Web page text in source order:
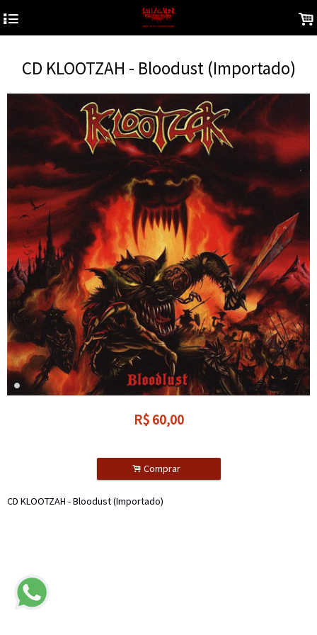
4 .
CD KLOOTZAH - Bloodust (Importado)
R$ 60,00
. Comprar
CD KLOOTZAH - Bloodust (Importado)